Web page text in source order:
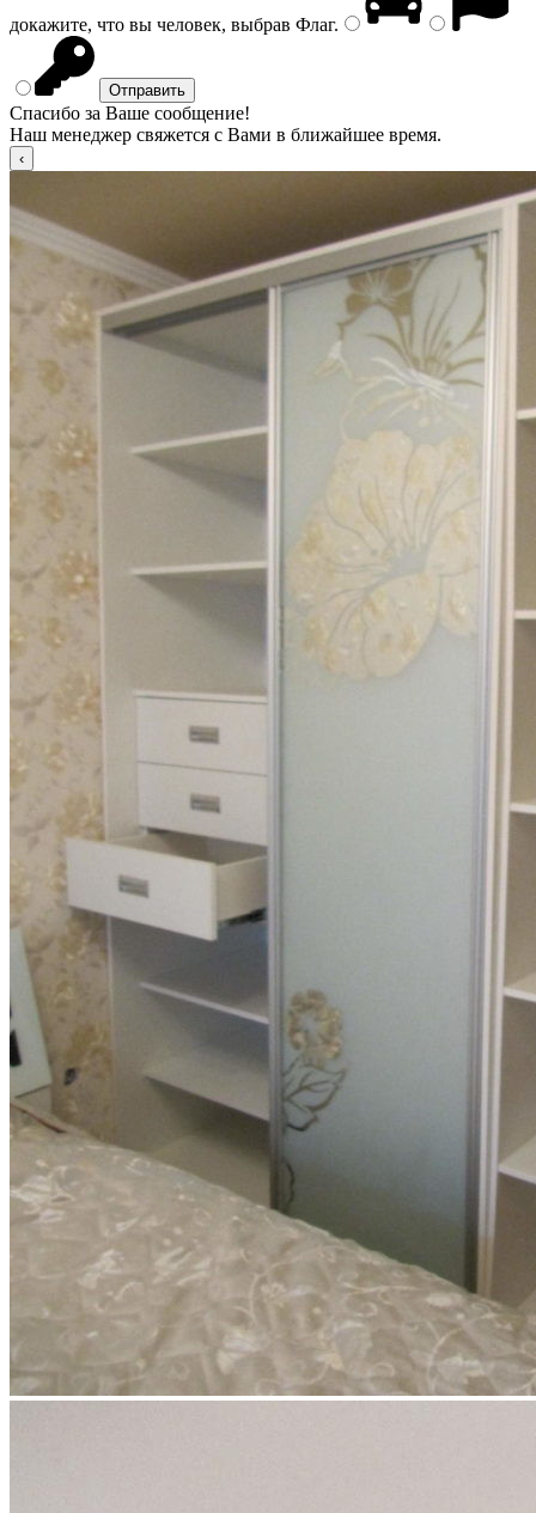
докажите, что вы человек, выбрав Флаг.
Спасибо за Ваше сообщение!
Наш менеджер свяжется с Вами в ближайшее время.